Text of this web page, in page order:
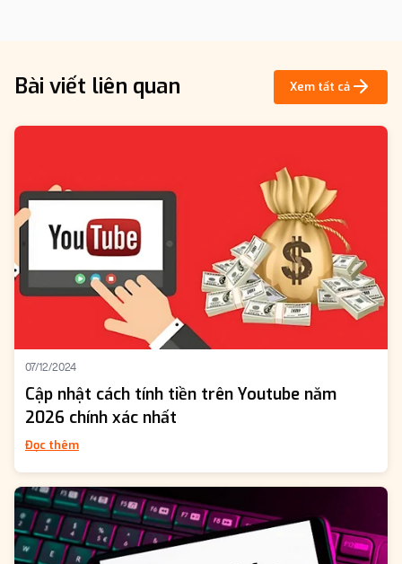
Bài viết liên quan Xem tất cả
07/12/2024
Cập nhật cách tính tiền trên Youtube năm
2026 chính xác nhất
Đọc thêm